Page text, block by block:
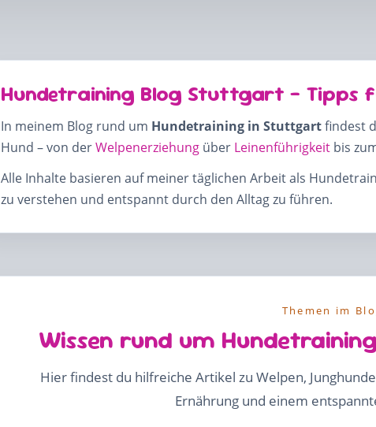
Hundetraining Blog Stuttgart – Tipps
In meinem Blog rund um Hundetraining in Stuttgartfindest
Hund – von derWelpenerziehung über Leinenführigkeit bis
Alle Inhalte basieren auf meiner täglichen Arbeit als
zu verstehen und entspannt durch den Alltag zu führen.
Themen im
Wissen rund um
Hier findest du hilfreiche Artikel zu Welpen,
Ernährung und einem